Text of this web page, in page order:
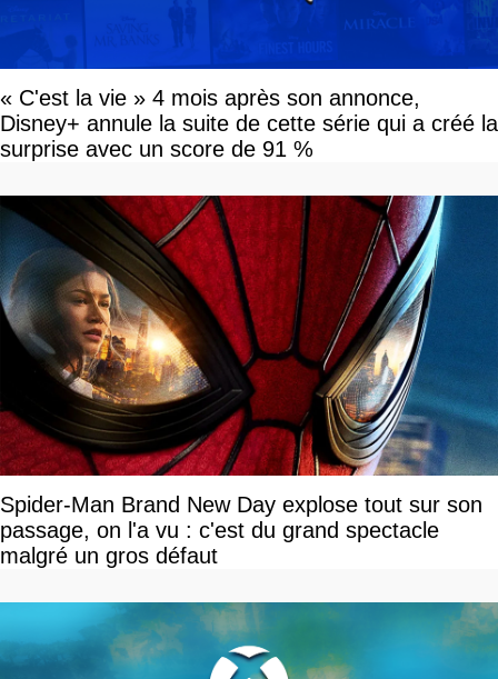
« C'est la vie » 4 mois après son annonce,
Disney+ annule la suite de cette série qui a créé la
surprise avec un score de 91 %
Spider-Man Brand New Day explose tout sur son
passage, on l'a vu : c'est du grand spectacle
malgré un gros défaut